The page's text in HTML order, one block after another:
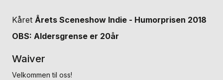
Kåret Årets Sceneshow Indie - Humorprisen 2018
OBS: Aldersgrense er 20år
Waiver
Velkommen til oss!